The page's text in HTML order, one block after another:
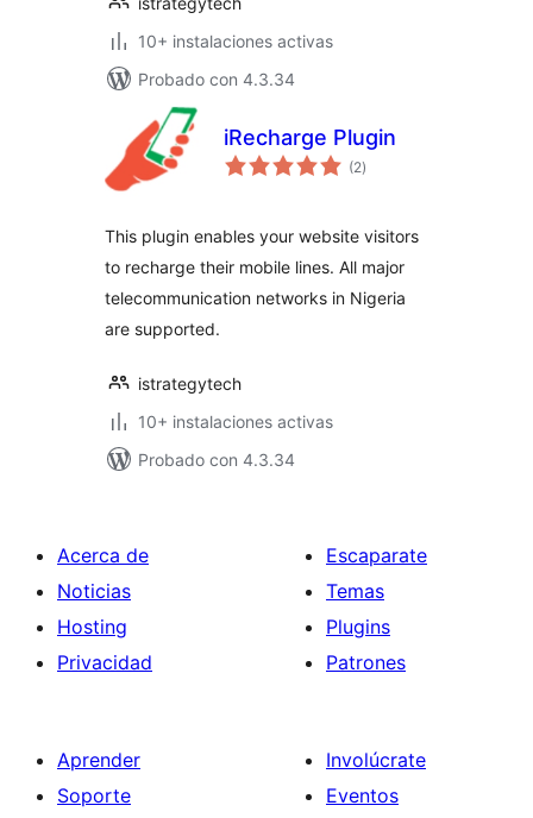
10+ instalaciones activas
Probado con 4.3.34
iRecharge Plugin
(2total
de
)
This plugin enables your website visitors
to recharge their mobile lines. All major
telecommunication networks in Nigeria
are supported.
istrategytech
10+ instalaciones activas
Probado con 4.3.34
Acerca de
Noticias
Hosting
Privacidad
Escaparate
Temas
Plugins
Patrones
Aprender
Soporte
Involúcrate
Eventos